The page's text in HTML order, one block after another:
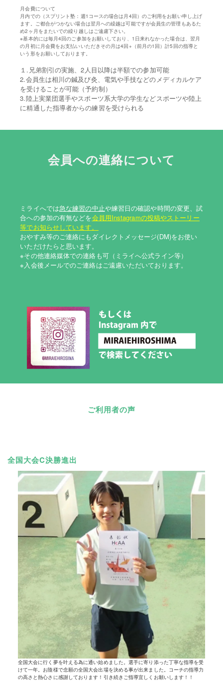
月会費について
月内での（スプリント塾：週1コースの場合は月4回）のご利用をお願い申し上げ
ます。ご都合がつかない場合は翌月への繰越は可能ですが会員生の管理もあるた
め2ヶ月をまたいでの繰り越しはご遠慮下さい。
※基本的には毎月4回のご参加をお願いしており、1日来れなかった場合は、翌月
の月初に月会費をお支払いいただきその月は4回+（前月の1回）計5回の指導と
いう形をお願いしております。
１.兄弟割引の実施、2人目以降は半額での参加可能
2.会員生は相川の鍼及び灸、電気や手技などのメディカルケア
を受けることが可能（予約制）
3.陸上実業団選手やスポーツ系大学の学生などスポーツや陸上
に精通した指導者からの練習を受けられる
会員への連絡について
ミライへでは急な練習の中止や練習日の確認や時間の変更、試
合への参加の有無などを会員用Instagramの投稿やストーリー
等でお知らせしています。
おやすみ等のご連絡にもダイレクトメッセージ(DM)をお使い
いただけたらと思います。
※その他連絡媒体での連絡も可（ミライへ公式ライン等）
※入会後メールでのご連絡はご遠慮いただいております。
ご利用者の声
全国大会C決勝進出
全国大会に行く夢を叶える為に通い始めました。選手に寄り添った丁寧な指導を受
けて一年。お陰様で念願の全国大会出場を決める事が出来ました。コーチの指導力
の高さと熱心さに感謝しております！引き続きご指導宜しくお願いします！！